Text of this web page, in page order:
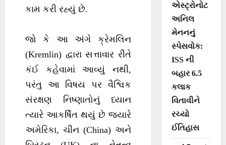
કામ કરી રહ્યું છે.
જો કે આ અંગે ક્રેમલિન
(Kremlin) દ્વારા સત્તાવાર રીતે
કંઈ કહેવામાં આવ્યું નથી,
પરંતુ આ વિષય પર વૈશ્વિક
સંરક્ષણ નિષ્ણાતોનું ધ્યાન
ત્યારે આકર્ષિત થયું છે જ્યારે
અમેરિકા, ચીન (China) અને
એસ્ટ્રોનોટ
અનિલ
મેનનનું
સ્પેસવોક:
ISS ની
બહાર 6.5
કલાક
વિતાવીને
રચ્યો
ઈતિહાસ